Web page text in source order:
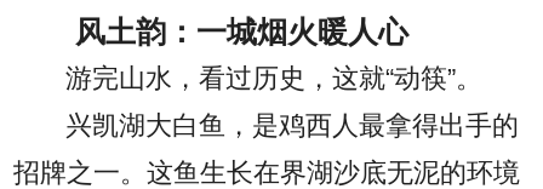
风土韵：一城烟火暖人心
游完山水，看过历史，这就“动筷”。
兴凯湖大白鱼，是鸡西人最拿得出手的
招牌之一。这鱼生长在界湖沙底无泥的环境